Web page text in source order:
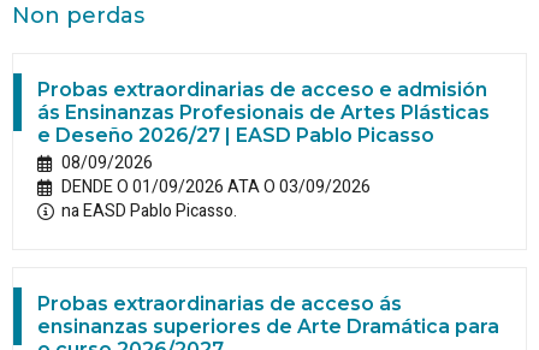
Non perdas
Probas extraordinarias de acceso e admisión
ás Ensinanzas Profesionais de Artes Plásticas
e Deseño 2026/27 | EASD Pablo Picasso
08/09/2026
DENDE O 01/09/2026 ATA O 03/09/2026
na EASD Pablo Picasso.
Probas extraordinarias de acceso ás
ensinanzas superiores de Arte Dramática para